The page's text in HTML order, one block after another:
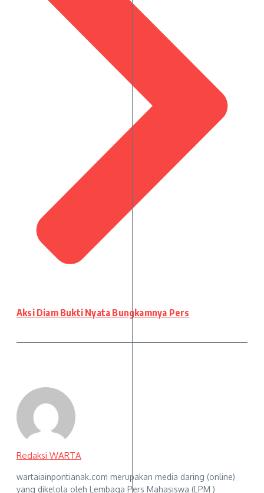
Aksi Diam Bukti Nyata Bungkamnya Pers
Redaksi WARTA
wartaiainpontianak.com merupakan media daring (online)
yang dikelola oleh Lembaga Pers Mahasiswa (LPM )